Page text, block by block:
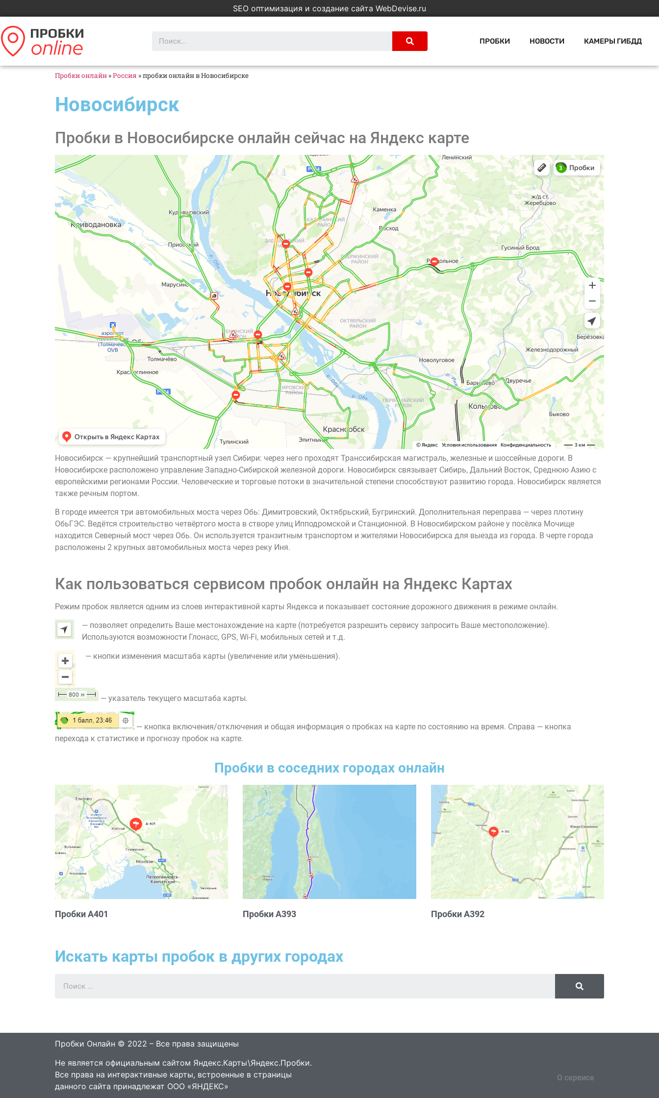
SEO оптимизация и создание сайта WebDevise.ru
ПРОБКИ НОВОСТИ КАМЕРЫ ГИБДД
Пробки онлайн »Россия »пробки онлайн в Новосибирске
Новосибирск
Пробки в Новосибирске онлайн сейчас на Яндекс карте
Новосибирск — крупнейший транспортный узел Сибири: через него проходят Транссибирская магистраль, железные и шоссейные дороги. В
Новосибирске расположено управление Западно-Сибирской железной дороги. Новосибирск связывает Сибирь, Дальний Восток, Среднюю Азию с
европейскими регионами России. Человеческие и торговые потоки в значительной степени способствуют развитию города. Новосибирск является
также речным портом.
В городе имеется три автомобильных моста через Обь: Димитровский, Октябрьский, Бугринский. Дополнительная переправа — через плотину
ОбьГЭС. Ведётся строительство четвёртого моста в створе улиц Ипподромской и Станционной. В Новосибирском районе у посёлка Мочище
находится Северный мост через Обь. Он используется транзитным транспортом и жителями Новосибирска для выезда из города. В черте города
расположены 2 крупных автомобильных моста через реку Иня.
Как пользоваться сервисом пробок онлайн на Яндекс Картах
Режим пробок является одним из слоев интерактивной карты Яндекса и показывает состояние дорожного движения в режиме онлайн.
— позволяет определить Ваше местонахождение на карте (потребуется разрешить сервису запросить Ваше местоположение).
Используются возможности Глонасс, GPS, Wi-Fi, мобильных сетей и т.д.
— кнопки изменения масштаба карты (увеличение или уменьшения).
— указатель текущего масштаба карты.
— кнопка включения/отключения и общая информация о пробках на карте по состоянию на время. Справа — кнопка
перехода к статистике и прогнозу пробок на карте.
Пробки в соседних городах онлайн
Пробки А401 Пробки А393 Пробки А392
Искать карты пробок в других городах
Пробки Онлайн © 2022 – Все права защищены
Не является официальным сайтом Яндекс.Карты\Яндекс.Пробки.
Все права на интерактивные карты, встроенные в страницы
данного сайта принадлежат ООО «ЯНДЕКС»
О сервисе